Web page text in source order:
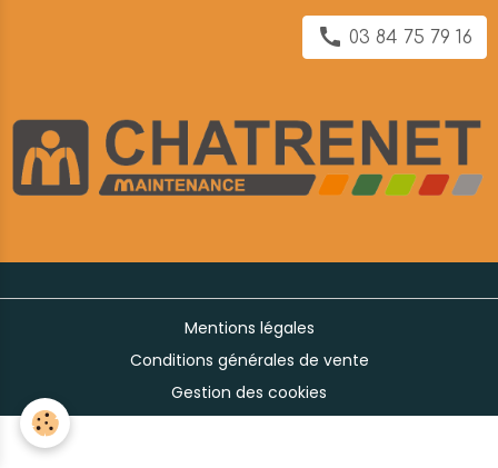
03 84 75 79 16
Mentions légales
Conditions générales de vente
Gestion des cookies